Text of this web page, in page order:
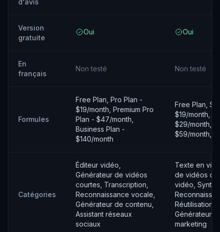
d'avis
Version
gratuite
Oui Oui
En
français
Non testé Non testé
Formules
Free Plan, Pro Plan -
$19/month, Premium Pro
Plan - $47/month,
Business Plan -
$140/month
Free Plan,
$19/month,
$29/month,
$59/month,
Catégories
Éditeur vidéo,
Générateur de vidéos
courtes, Transcription,
Reconnaissance vocale,
Générateur de contenu,
Assistant réseaux
sociaux
Texte en
de vidéos
vidéo,
Réutilisation
Générateur
marketing